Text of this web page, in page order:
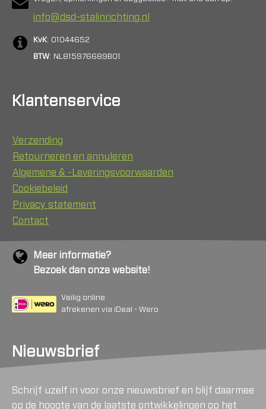
info@dsd-stalinrichting.nl
KvK: 01044652
BTW: NL815976689B01
Klantenservice
Verzending
Retourneren en annuleren
Algemene & -Leveringsvoorwaarden
Cookiebeleid
Privacy statement
Contact
Meer informatie?
Bezoek dan onze website!
Veilig online
afrekenen via iDeal - Wero
Nieuwsbrief
Schrijf uzelf in voor onze nieuwsbrief en blijf daarmee
op de hoogte van de laatste ontwikkelingen op het